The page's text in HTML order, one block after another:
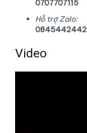
0707707115
Hỗ trợ Zalo:
0845442442
Video